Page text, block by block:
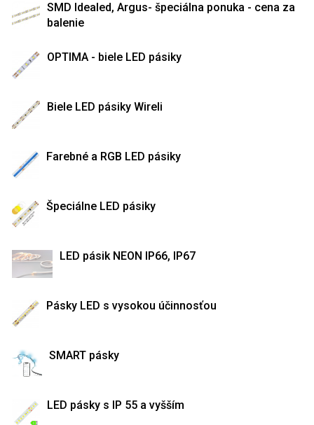
SMD Idealed, Argus- špeciálna ponuka - cena za
balenie
OPTIMA - biele LED pásiky
Biele LED pásiky Wireli
Farebné a RGB LED pásiky
Špeciálne LED pásiky
LED pásik NEON IP66, IP67
Pásky LED s vysokou účinnosťou
SMART pásky
LED pásky s IP 55 a vyšším